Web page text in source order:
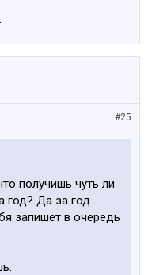
#25
получишь чуть ли
год? Да за год
запишет в очередь